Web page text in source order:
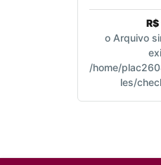
o Arquivo
/home/
les/